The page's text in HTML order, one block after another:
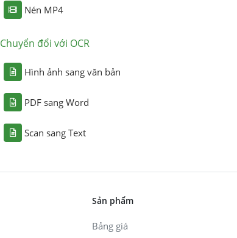
Nén MP4
Chuyển đổi với OCR
Hình ảnh sang văn bản
PDF sang Word
Scan sang Text
Sản phẩm
Bảng giá